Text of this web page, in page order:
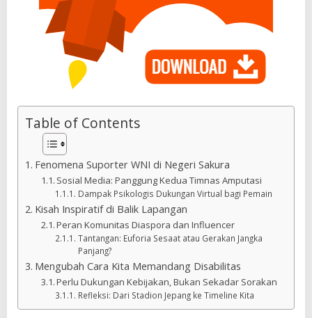
Table of Contents
Fenomena Suporter WNI di Negeri Sakura
Sosial Media: Panggung Kedua Timnas Amputasi
Dampak Psikologis Dukungan Virtual bagi Pemain
Kisah Inspiratif di Balik Lapangan
Peran Komunitas Diaspora dan Influencer
Tantangan: Euforia Sesaat atau Gerakan Jangka
Panjang?
Mengubah Cara Kita Memandang Disabilitas
Perlu Dukungan Kebijakan, Bukan Sekadar Sorakan
Refleksi: Dari Stadion Jepang ke Timeline Kita